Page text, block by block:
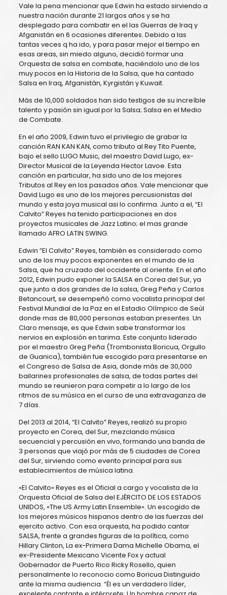
Vale la pena mencionar que Edwin ha estado sirviendo a
nuestra nación durante 21 largos años y se ha
desplegado para combatir en el las Guerras de Iraq y
Afganistán en 6 ocasiones diferentes. Debido a las
tantas veces q ha ido, y para pasar mejor el tiempo en
esas areas, sin miedo alguno, decidió formar una
Orquesta de salsa en combate, haciéndolo uno de los
muy pocos en la Historia de la Salsa, que ha cantado
Salsa en Iraq, Afganistán, Kyrgistán y Kuwait.
Más de 10,000 soldados han sido testigos de su increíble
talento y pasión sin igual por la Salsa; Salsa en el Medio
de Combate.
En el año 2009, Edwin tuvo el privilegio de grabar la
canción RAN KAN KAN, como tributo al Rey Tito Puente,
bajo el sello LUGO Music, del maestro David Lugo, ex-
Director Musical de la Leyenda Hector Lavoe. Esta
canción en particular, ha sido uno de los mejores
Tributos al Rey en los pasados años. Vale mencionar que
David Lugo es uno de los mejores percusionistas del
mundo y esta joya musical asi lo confirma. Junto a el, “El
Calvito” Reyes ha tenido participaciones en dos
proyectos musicales de Jazz Latino; el mas grande
llamado AFRO LATIN SWING.
Edwin “El Calvito” Reyes, también es considerado como
uno de los muy pocos exponentes en el mundo de la
Salsa, que ha cruzado del occidente al oriente. En el año
2012, Edwin pudo exponer la SALSA en Corea del Sur, ya
que junto a dos grandes de la salsa, Greg Peña y Carlos
Betancourt, se desempeñó como vocalista principal del
Festival Mundial de la Paz en el Estadio Olímpico de Seúl
donde mas de 80,000 personas estaban presentes. Un
Claro mensaje, es que Edwin sabe transformar los
nervios en explosión en tarima. Este conjunto liderado
por el maestro Greg Peña (Trombonista Boricua, Orgullo
de Guanica), también fue escogido para presentarse en
el Congreso de Salsa de Asia, donde más de 30,000
bailarines profesionales de salsa, de todas partes del
mundo se reunieron para competir a lo largo de los
ritmos de su música en el curso de una extravaganza de
7 días.
Del 2013 al 2014, “El Calvito” Reyes, realizó su propio
proyecto en Corea, del Sur, mezclando música
secuencial y percusión en vivo, formando una banda de
3 personas que viajó por más de 5 ciudades de Corea
del Sur, sirviendo como evento principal para sus
establecimientos de música latina.
«El Calvito» Reyes es el Oficial a cargo y vocalista de la
Orquesta Oficial de Salsa del EJÉRCITO DE LOS ESTADOS
UNIDOS, «The US Army Latin Ensemble». Un escogido de
los mejores músicos hispanos dentro de las fuerzas del
ejercito activo. Con esa orquesta, ha podido cantar
SALSA, frente a grandes figuras de la política, como
Hillary Clinton, La ex-Primera Dama Michelle Obama, el
ex-Presidente Mexicano Vicente Fox y actual
Gobernador de Puerto Rico Ricky Rosello, quien
personalmente lo reconocio como Boricua Distinguido
ante la misma audiencia. “Él es un verdadero líder,